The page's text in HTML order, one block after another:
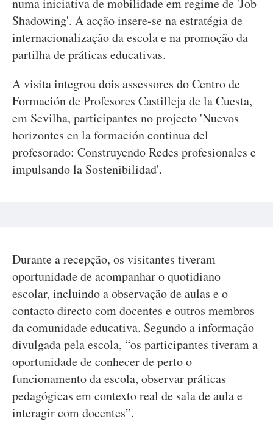
numa iniciativa de mobilidade em regime de 'Job
Shadowing'. A acção insere-se na estratégia de
internacionalização da escola e na promoção da
partilha de práticas educativas.
A visita integrou dois assessores do Centro de
Formación de Profesores Castilleja de la Cuesta,
em Sevilha, participantes no projecto 'Nuevos
horizontes en la formación continua del
profesorado: Construyendo Redes profesionales e
impulsando la Sostenibilidad'.
Durante a recepção, os visitantes tiveram
oportunidade de acompanhar o quotidiano
escolar, incluindo a observação de aulas e o
contacto directo com docentes e outros membros
da comunidade educativa. Segundo a informação
divulgada pela escola, “os participantes tiveram a
oportunidade de conhecer de perto o
funcionamento da escola, observar práticas
pedagógicas em contexto real de sala de aula e
interagir com docentes”.